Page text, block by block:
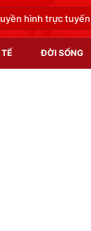
hình trực tuyến
ĐỜI SỐNG